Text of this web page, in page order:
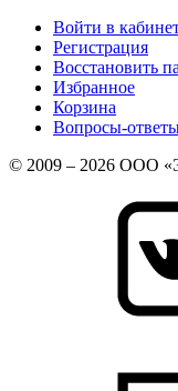
Войти в
Регистрация
Восстановить
Избранное
Корзина
Вопросы-
© 2009 – 2026 ООО